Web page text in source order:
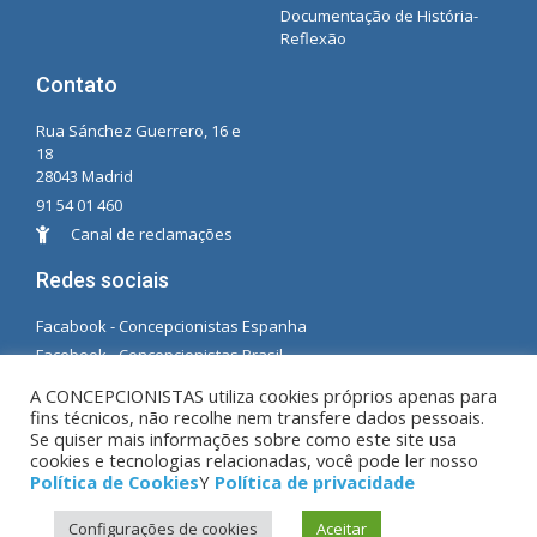
Documentação de História-
Reflexão
Contato
Rua Sánchez Guerrero, 16 e
18
28043 Madrid
91 54 01 460
Canal de reclamações
Redes sociais
Facabook - Concepcionistas Espanha
Facebook - Concepcionistas Brasil
© Copyright MM. Concepcionistas. Desenvolvido
por LC. S.L.
Aviso Legal|Política de privacidade
A CONCEPCIONISTAS utiliza cookies próprios apenas para
fins técnicos, não recolhe nem transfere dados pessoais.
Se quiser mais informações sobre como este site usa
cookies e tecnologias relacionadas, você pode ler nosso
Política de CookiesY Política de privacidade
Configurações de cookies Aceitar